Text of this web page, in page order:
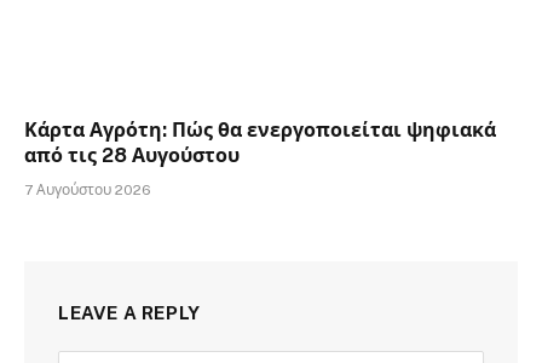
Κάρτα Αγρότη: Πώς θα ενεργοποιείται ψηφιακά
από τις 28 Αυγούστου
7 Αυγούστου 2026
LEAVE A REPLY